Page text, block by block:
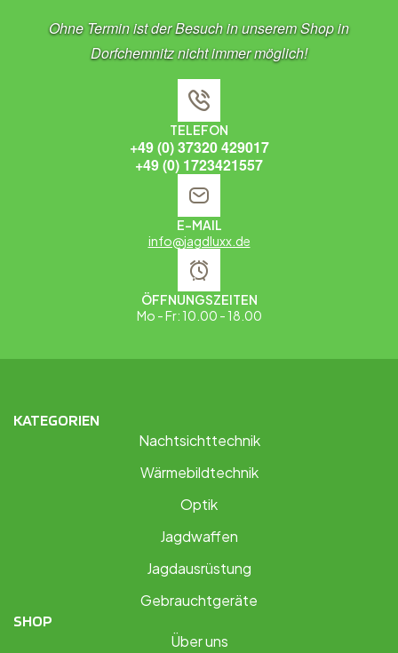
Ohne Termin ist der Besuch in unserem Shop in
Dorfchemnitz nicht immer möglich!
TELEFON
+49 (0) 37320 429017
+49 (0) 1723421557
E-MAIL
info@jagdluxx.de
ÖFFNUNGSZEITEN
Mo - Fr: 10.00 - 18.00
KATEGORIEN
Nachtsichttechnik
Wärmebildtechnik
Optik
Jagdwaffen
Jagdausrüstung
Gebrauchtgeräte
SHOP
Über uns